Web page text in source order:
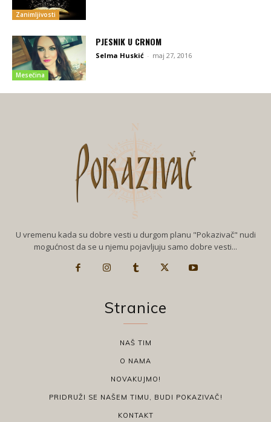
Zanimljivosti
Mesečina
PJESNIK U CRNOM
Selma Huskić - maj 27, 2016
U vremenu kada su dobre vesti u durgom planu "Pokazivač" nudi
mogućnost da se u njemu pojavljuju samo dobre vesti...
Stranice
NAŠ TIM
O NAMA
NOVAKUJMO!
PRIDRUŽI SE NAŠEM TIMU, BUDI POKAZIVAČ!
KONTAKT